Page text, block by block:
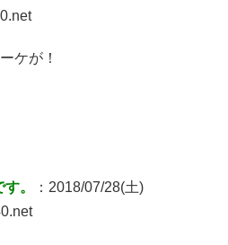
ケが！
。
：2018/07/28(土)